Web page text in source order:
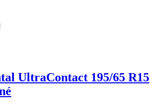
UltraContact 195/65 R15